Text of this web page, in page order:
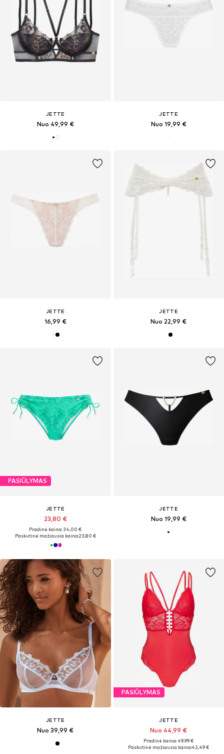
JETTE
Nuo 49,99 €
JETTE
Nuo 19,99 €
JETTE
16,99 €
JETTE
Nuo 22,99 €
PASIŪLYMAS
JETTE
23,80 €
Pradinė kaina: 34,00 €
Paskutinė mažiausia kaina:23,80 €
JETTE
Nuo 19,99 €
JETTE
Nuo 39,99 €
PASIŪLYMAS
JETTE
Nuo 44,99 €
Pradinė kaina: 49,99 €
Paskutinė mažiausia kaina:42,49 €